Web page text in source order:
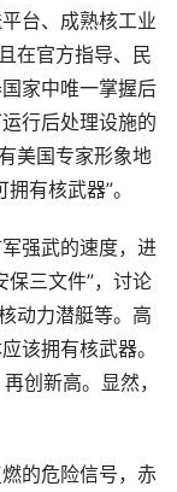
台、成熟核工业
在官方指导、民
家中唯一掌握后
行后处理设施的
美国专家形象地
有核武器”。
强武的速度，进
保三文件”，讨论
动力潜艇等。高
该拥有核武器。
创新高。显然，
的危险信号，赤